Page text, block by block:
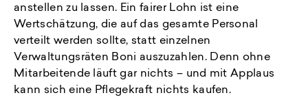
anstellen zu lassen. Ein fairer Lohn ist eine
Wertschätzung, die auf das gesamte Personal
verteilt werden sollte, statt einzelnen
Verwaltungsräten Boni auszuzahlen. Denn ohne
Mitarbeitende läuft gar nichts – und mit Applaus
kann sich eine Pflegekraft nichts kaufen.